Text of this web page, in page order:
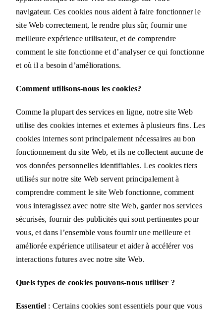
navigateur. Ces cookies nous aident à faire fonctionner le
site Web correctement, le rendre plus sûr, fournir une
meilleure expérience utilisateur, et de comprendre
comment le site fonctionne et d’analyser ce qui fonctionne
et où il a besoin d’améliorations.
Comment utilisons-nous les cookies?
Comme la plupart des services en ligne, notre site Web
utilise des cookies internes et externes à plusieurs fins. Les
cookies internes sont principalement nécessaires au bon
fonctionnement du site Web, et ils ne collectent aucune de
vos données personnelles identifiables. Les cookies tiers
utilisés sur notre site Web servent principalement à
comprendre comment le site Web fonctionne, comment
vous interagissez avec notre site Web, garder nos services
sécurisés, fournir des publicités qui sont pertinentes pour
vous, et dans l’ensemble vous fournir une meilleure et
améliorée expérience utilisateur et aider à accélérer vos
interactions futures avec notre site Web.
Quels types de cookies pouvons-nous utiliser ?
Essentiel : Certains cookies sont essentiels pour que vous